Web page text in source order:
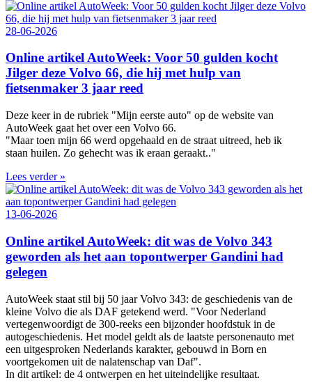
28-06-2026
Online artikel AutoWeek: Voor 50 gulden kocht
Jilger deze Volvo 66, die hij met hulp van
fietsenmaker 3 jaar reed
Deze keer in de rubriek "Mijn eerste auto" op de website van
AutoWeek gaat het over een Volvo 66.
"Maar toen mijn 66 werd opgehaald en de straat uitreed, heb ik
staan huilen. Zo gehecht was ik eraan geraakt.."
Lees verder »
13-06-2026
Online artikel AutoWeek: dit was de Volvo 343
geworden als het aan topontwerper Gandini had
gelegen
AutoWeek staat stil bij 50 jaar Volvo 343: de geschiedenis van de
kleine Volvo die als DAF getekend werd. "Voor Nederland
vertegenwoordigt de 300‑reeks een bijzonder hoofdstuk in de
autogeschiedenis. Het model geldt als de laatste personenauto met
een uitgesproken Nederlands karakter, gebouwd in Born en
voortgekomen uit de nalatenschap van Daf".
In dit artikel: de 4 ontwerpen en het uiteindelijke resultaat.